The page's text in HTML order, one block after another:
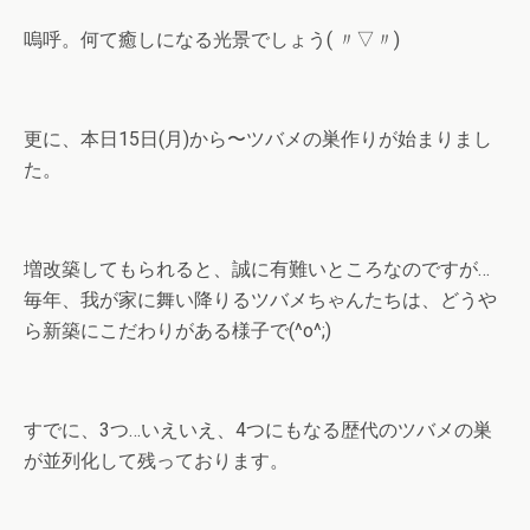
嗚呼。何て癒しになる光景でしょう( 〃▽〃)
更に、本日15日(月)から〜ツバメの巣作りが始まりまし
た。
増改築してもられると、誠に有難いところなのですが…
毎年、我が家に舞い降りるツバメちゃんたちは、どうや
ら新築にこだわりがある様子で(^o^;)
すでに、3つ…いえいえ、4つにもなる歴代のツバメの巣
が並列化して残っております。